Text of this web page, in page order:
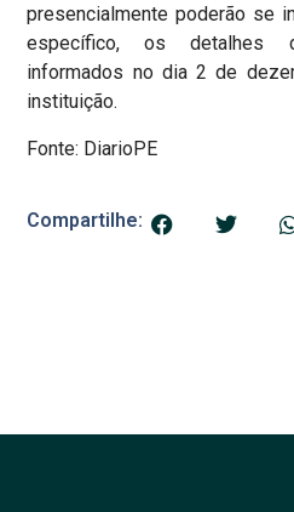
presencialmente poderão se
específico, os detalhes
informados no dia 2 de
instituição.
Fonte: DiarioPE
Compartilhe: